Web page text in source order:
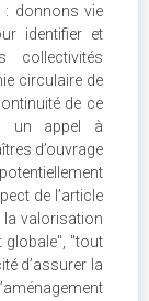
: donnons vie
identifier et
circulaire de
de ce
un appel à
d’ouvrage
de l’article
la valorisation
globale", "tout
d’assurer la